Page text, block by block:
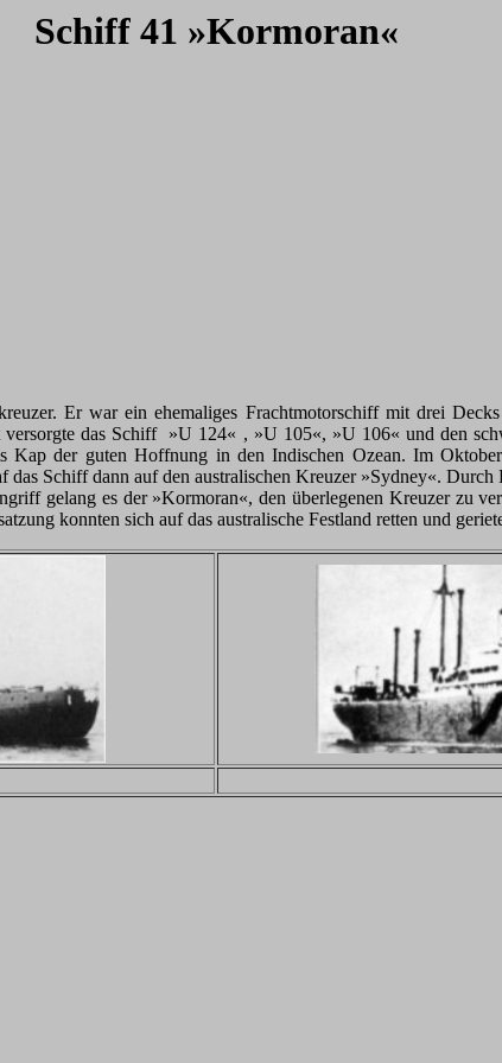
Schiff 41 »Kormoran«
Er war ein ehemaliges Frachtmotorschiff mit drei
das Schiff »U 124« , »U 105«, »U 106« und den
der guten Hoffnung in den Indischen Ozean. Im
Schiff dann auf den australischen Kreuzer »Sydney«.
gelang es der »Kormoran«, den überlegenen Kreuzer zu
konnten sich auf das australische Festland retten und